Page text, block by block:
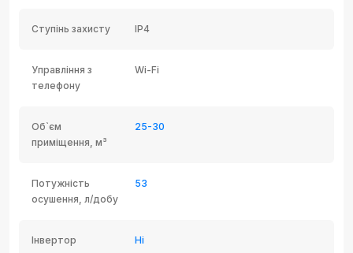
Ступінь захисту IP4
Управління з
телефону
Wi-Fi
Об`єм
приміщення, м³
25-30
Потужність
осушення, л/добу
53
Інвертор Ні